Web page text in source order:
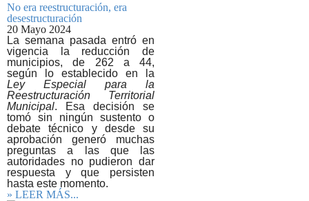
No era reestructuración, era
desestructuración
20 Mayo 2024
La semana pasada entró en
vigencia la reducción de
municipios, de 262 a 44,
según lo establecido en la
Ley Especial para la
Reestructuración Territorial
Municipal. Esa decisión se
tomó sin ningún sustento o
debate técnico y desde su
aprobación generó muchas
preguntas a las que las
autoridades no pudieron dar
respuesta y que persisten
hasta este momento.
» LEER MÁS...